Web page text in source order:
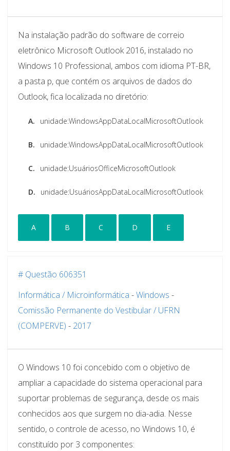
Na instalação padrão do software de correio
eletrônico Microsoft Outlook 2016, instalado no
Windows 10 Professional, ambos com idioma PT-BR,
a pasta p, que contém os arquivos de dados do
Outlook, fica localizada no diretório:
A. unidade:WindowsAppDataLocalMicrosoftOutlook
B. unidade:WindowsAppDataLocalMicrosoftOutlook
C. unidade:UsuáriosOfficeMicrosoftOutlook
D. unidade:UsuáriosAppDataLocalMicrosoftOutlook
A B C D E
# Questão 606351
Informática / Microinformática -Windows -
Comissão Permanente do Vestibular / UFRN
(COMPERVE) - 2017
O Windows 10 foi concebido com o objetivo de
ampliar a capacidade do sistema operacional para
suportar problemas de segurança, desde os mais
conhecidos aos que surgem no dia-adia. Nesse
sentido, o controle de acesso, no Windows 10, é
constituído por 3 componentes: